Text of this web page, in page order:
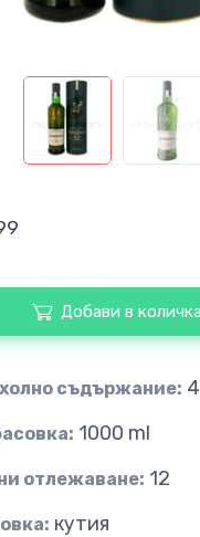
Добави в количка
съдържание:
1000 ml
отлежаване: 12
кутия